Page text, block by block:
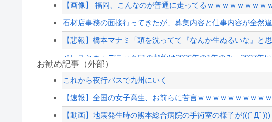
【画像】 福岡、こんなのが普通に走ってるｗｗｗｗｗｗｗｗ
石材店事務の面接行ってきたが、募集内容と仕事内容が全然
【悲報】橋本マナミ「頭を洗ってて『なんか生ぬるいな』と
ペレスとキャデラックF1の契約は2026年の1年のみ、2027年に
【画像】田中みな実さん、妊娠中とは思えないヒール姿で登場
【草】アル中「水飲みたくない！」 グラス「はい転倒」
【速報】日本共産党、沖縄県知事選で公職選挙法違反！！！
お勧め記事（外部）
これから夜行バスで九州にいく
【速報】全国の女子高生、お前らに苦言ｗｗｗｗｗｗｗｗｗｗ
【動画】地震発生時の熊本総合病院の手術室の様子が(((ﾟДﾟ)))